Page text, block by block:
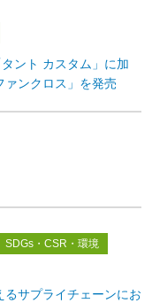
ント カスタム」に加
ァンクロス」を発売
SDGs・CSR・環境
るサプライチェーンにお